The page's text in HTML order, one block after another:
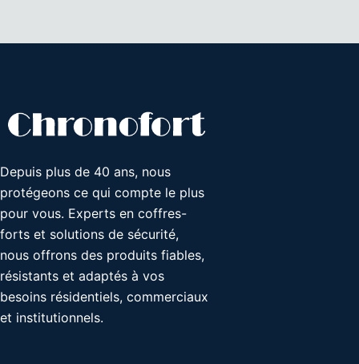
Depuis plus de 40 ans, nous
protégeons ce qui compte le plus
pour vous. Experts en coffres-
forts et solutions de sécurité,
nous offrons des produits fiables,
résistants et adaptés à vos
besoins résidentiels, commerciaux
et institutionnels.